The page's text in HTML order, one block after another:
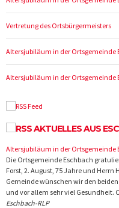
Vertretung des Ortsbürgermeisters
Altersjubiläum in der Ortsgemeinde
Altersjubiläum in der Ortsgemeinde
AKTUELLES AUS
Altersjubiläum in der Ortsgemeinde
Die Ortsgemeinde Eschbach
Forst, 2. August, 75 Jahre und Herrn
Gemeinde wünschen wir den
und vor allem sehr viel Gesundheit.
Eschbach-RLP